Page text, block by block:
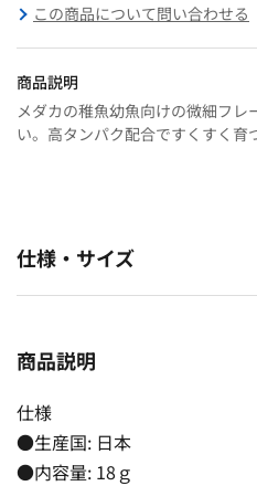
この商品について問い合わせる
商品説明
メダカの稚魚幼魚向けの微細フ
い。高タンパク配合ですくすく育
仕様・サイズ
商品説明
仕様
●生産国: 日本
●内容量: 18ｇ